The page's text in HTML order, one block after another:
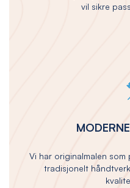
vil sikre
Vi har originalmalen
tradisjonelt